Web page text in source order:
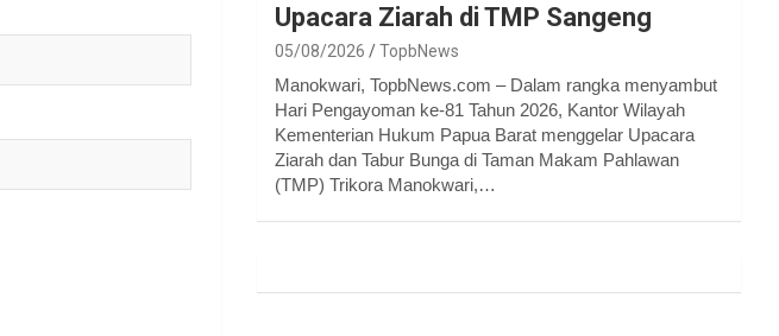
Upacara Ziarah di TMP Sangeng
05/08/2026 TopbNews
Manokwari, TopbNews.com – Dalam rangka menyambut
Hari Pengayoman ke-81 Tahun 2026, Kantor Wilayah
Kementerian Hukum Papua Barat menggelar Upacara
Ziarah dan Tabur Bunga di Taman Makam Pahlawan
(TMP) Trikora Manokwari,…